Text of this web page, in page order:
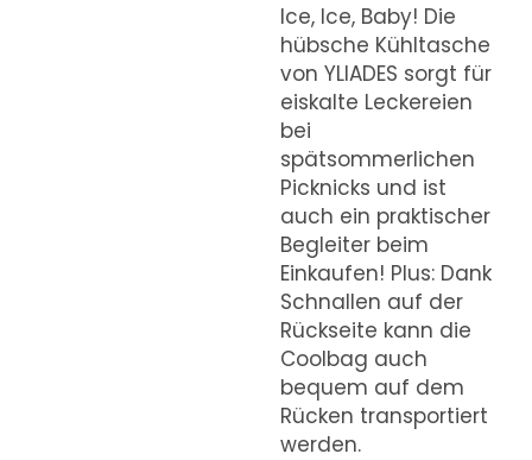
Ice, Ice, Baby! Die
hübsche Kühltasche
von YLIADES sorgt für
eiskalte Leckereien
bei
spätsommerlichen
Picknicks und ist
auch ein praktischer
Begleiter beim
Einkaufen! Plus: Dank
Schnallen auf der
Rückseite kann die
Coolbag auch
bequem auf dem
Rücken transportiert
werden.